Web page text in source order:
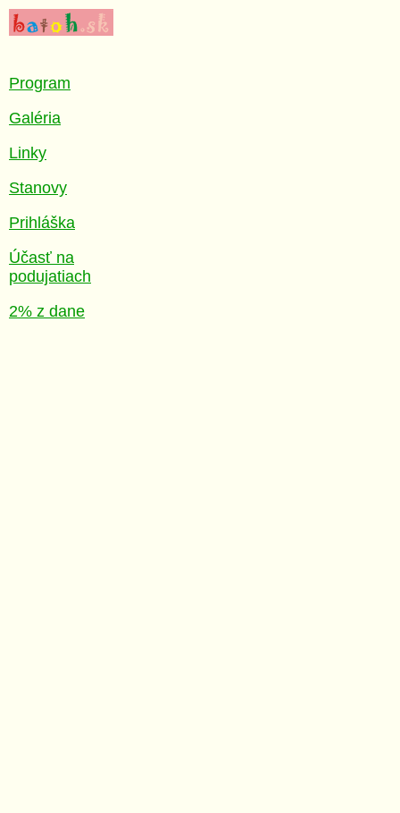
Program
Galéria
Linky
Stanovy
Prihláška
Účasť na
podujatiach
2% z dane